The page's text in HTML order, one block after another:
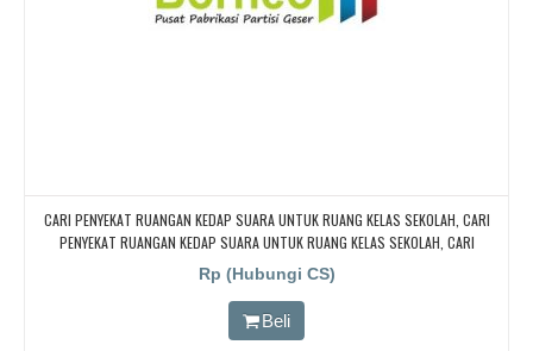
CARI PENYEKAT RUANGAN KEDAP SUARA UNTUK RUANG KELAS SEKOLAH, CARI
PENYEKAT RUANGAN KEDAP SUARA UNTUK RUANG KELAS SEKOLAH, CARI
PENYEKAT RUANGAN KEDAP SUARA UNTUK RUANG KELAS SEKOLAH, CARI
PENYEKAT RUANGAN KEDAP SUARA UNTUK RUANG KELAS SEKOLAH
Rp (Hubungi CS)
Beli